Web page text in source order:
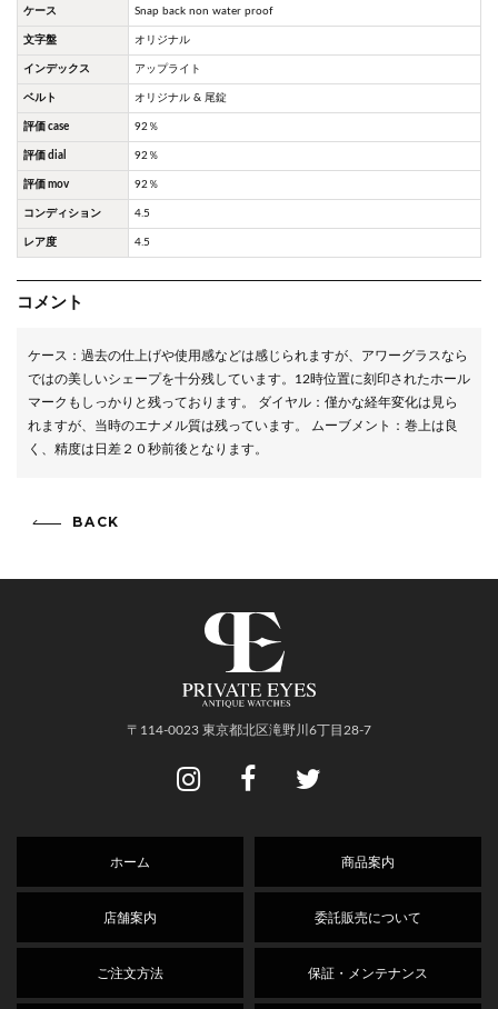
ケース Snap back non water proof
文字盤 オリジナル
インデックス アップライト
ベルト オリジナル & 尾錠
評価 case 92％
評価 dial 92％
評価 mov 92％
コンディション 4.5
レア度 4.5
コメント
ケース：過去の仕上げや使用感などは感じられますが、アワーグラスなら
ではの美しいシェープを十分残しています。12時位置に刻印されたホール
マークもしっかりと残っております。 ダイヤル：僅かな経年変化は見ら
れますが、当時のエナメル質は残っています。 ムーブメント：巻上は良
く、精度は日差２０秒前後となります。
BACK
〒114-0023 東京都北区滝野川6丁目28-7
ホーム 商品案内
店舗案内 委託販売について
ご注文方法 保証・メンテナンス